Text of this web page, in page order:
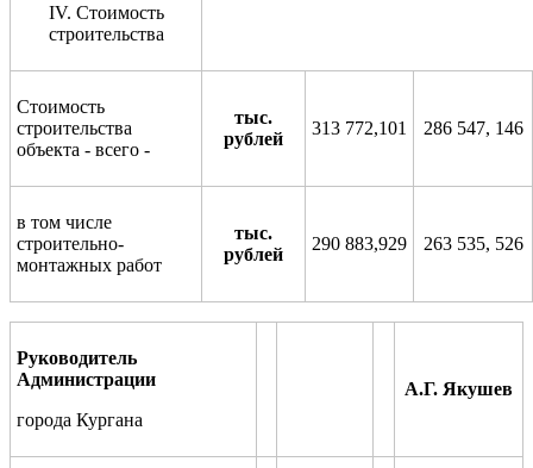
IV. Стоимость
строительства
Стоимость
строительства
объекта - всего -
тыс.
рублей
313 772,101 286 547, 146
в том числе
строительно-
монтажных работ
тыс.
рублей
290 883,929 263 535, 526
Руководитель
Администрации
города Кургана
А.Г. Якушев